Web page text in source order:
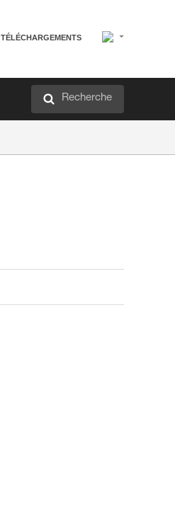
TÉLÉCHARGEMENTS
Recherche